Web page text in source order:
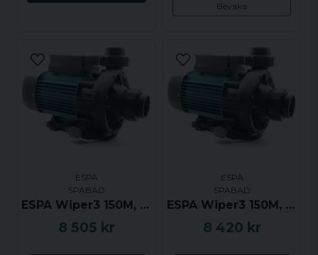
Bevaka
ESPA
SPABAD
ESPA Wiper3 150M, 1.5hk, 1 växel
8 505 kr
ESPA
SPABAD
ESPA Wiper3 150M, 1.5hk, 2 växlar
8 420 kr